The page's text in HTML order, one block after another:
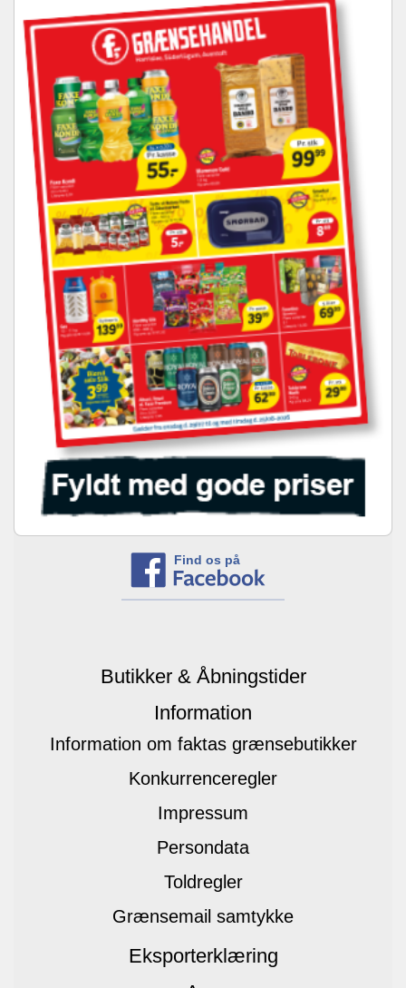
Find os på
Butikker & Åbningstider
Information
Information om faktas grænsebutikker
Konkurrenceregler
Impressum
Persondata
Toldregler
Grænsemail samtykke
Eksporterklæring